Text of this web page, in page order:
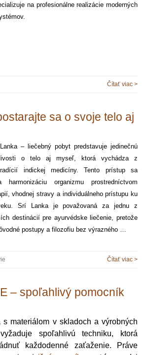
na profesionálne realizácie moderných
Čítať viac >
sa o svoje telo aj
– liečebný pobyt predstavuje jedinečnú
o telo aj myseľ, ktorá vychádza z
indickej medicíny. Tento prístup sa
harmonizáciu organizmu prostredníctvom
vhodnej stravy a individuálneho prístupu ku
Srí Lanka je považovaná za jednu z
destinácií pre ayurvédske liečenie, pretože
postupy a filozofiu bez výrazného …
Čítať viac >
– spoľahlivý pomocník
s materiálom v skladoch a výrobných
spoľahlivú techniku, ktorá
každodenné zaťaženie. Práve